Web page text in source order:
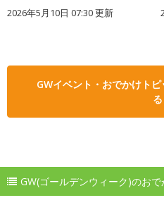
2026年5月10日 07:30 更新
GWイベント・おでかけト
る
GW(ゴールデンウィーク)のお